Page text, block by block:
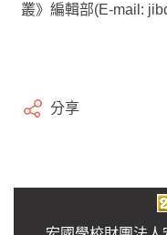
叢》編輯部(E-mail:
分享